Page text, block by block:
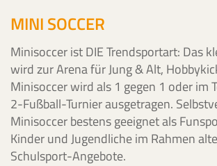
MINI SOCCER
Minisoccer ist DIE Trendsportart: Das
wird zur Arena für Jung & Alt,
Minisoccer wird als 1 gegen 1 oder im
2-Fußball-Turnier ausgetragen.
Minisoccer bestens geeignet als
Kinder und Jugendliche im Rahmen
Schulsport-Angebote.